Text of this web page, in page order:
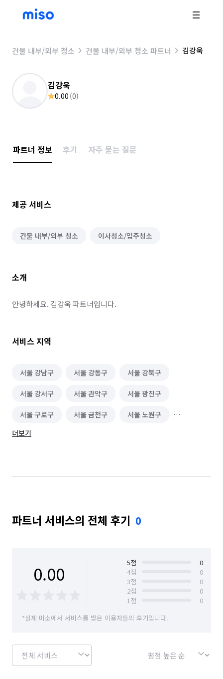
건물 내부/외부 청소 건물 내부/외부 청소 파트너 김강욱
김강욱
0.00 (0)
파트너 정보 후기 자주 묻는 질문
제공 서비스
건물 내부/외부 청소 이사청소/입주청소
소개
안녕하세요. 김강욱 파트너입니다.
서비스 지역
서울 강남구 서울 강동구 서울 강북구
서울 강서구 서울 관악구 서울 광진구
서울 구로구 서울 금천구 서울 노원구
서울 도봉구
서울 성동구 서울 성북구 서울 송파구
서울 은평구 서울 종로구 서울 중구
더보기
파트너 서비스의 전체 후기 0
0.00 5점
0
4점
0
3점
0
2점
0
1점
0
*실제 미소에서 서비스를 받은 이용자들의 후기입니다.